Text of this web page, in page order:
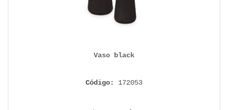
Vaso black
Código: 172053